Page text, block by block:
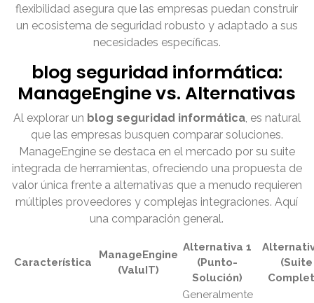
flexibilidad asegura que las empresas puedan construir
un ecosistema de seguridad robusto y adaptado a sus
necesidades específicas.
blog seguridad informática:
ManageEngine vs. Alternativas
Al explorar un blog seguridad informática, es natural
que las empresas busquen comparar soluciones.
ManageEngine se destaca en el mercado por su suite
integrada de herramientas, ofreciendo una propuesta de
valor única frente a alternativas que a menudo requieren
múltiples proveedores y complejas integraciones. Aquí
una comparación general.
Característica
ManageEngine
(ValuIT)
Alternativa 1
(Punto-
Solución)
(Suite
Generalmente